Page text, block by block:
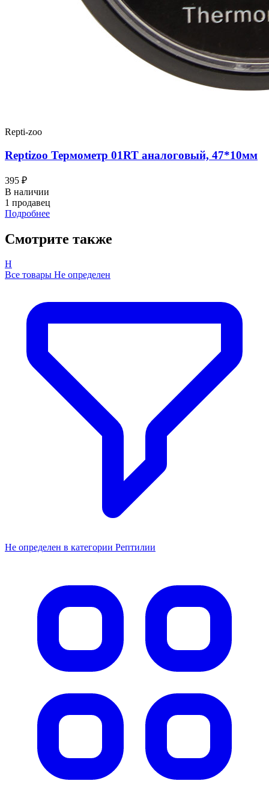
Repti-zoo
Reptizoo Термометр 01RT аналоговый, 47*10мм
395 ₽
В наличии
1 продавец
Подробнее
Смотрите также
Н
Все товары Не определен
Не определен в категории Рептилии